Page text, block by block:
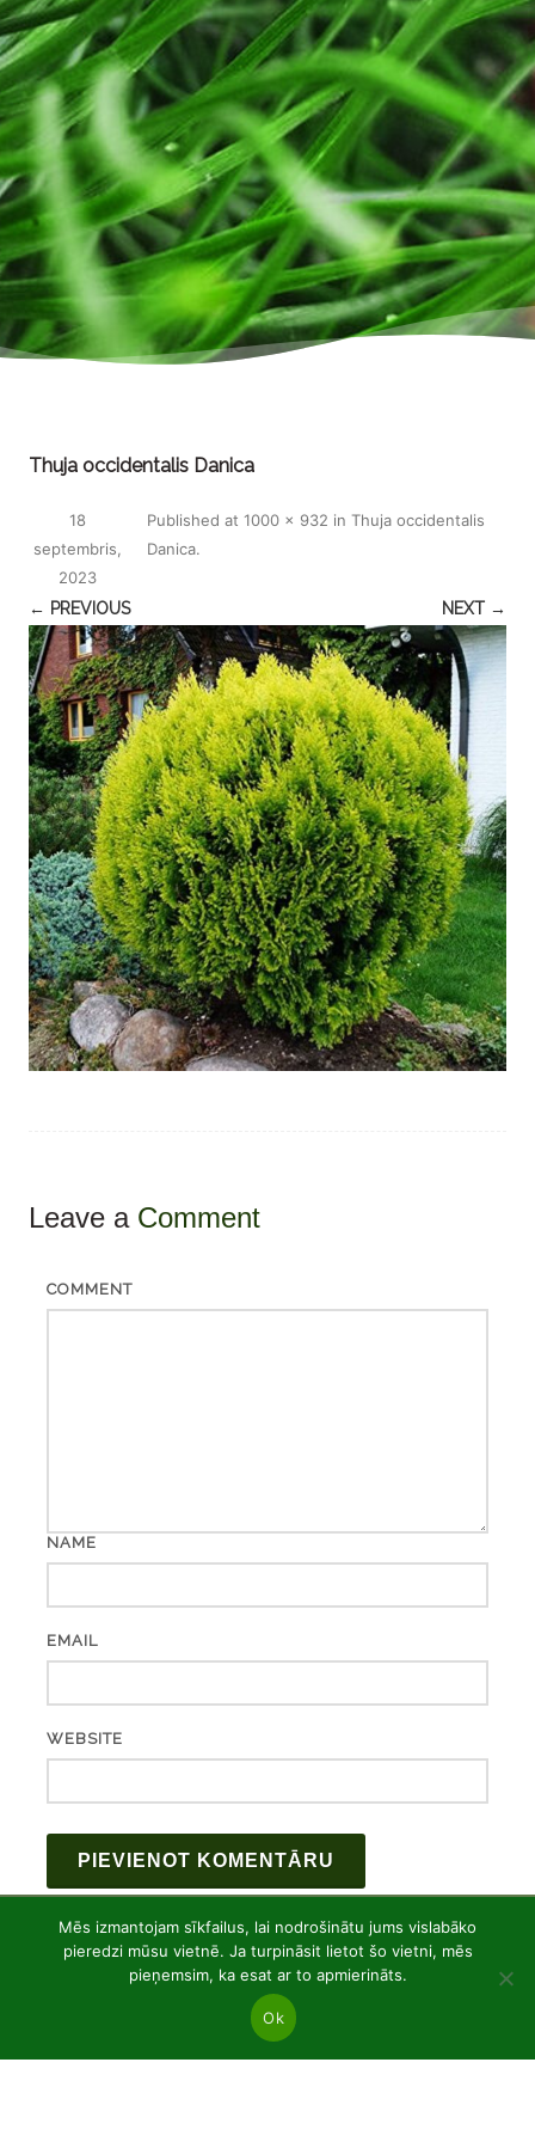
Thuja occidentalis Danica
Published
18
septembris,
2023
at 1000 × 932 in Thuja occidentalis
Danica.
← PREVIOUS NEXT →
Leave a Comment
COMMENT
NAME
EMAIL
WEBSITE
Mēs izmantojam sīkfailus, lai nodrošinātu jums vislabāko
pieredzi mūsu vietnē. Ja turpināsit lietot šo vietni, mēs
pieņemsim, ka esat ar to apmierināts.
Ok